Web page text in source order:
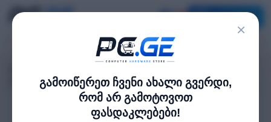
×
გამოიწერეთ ჩვენი ახალი გვერდი,
რომ არ გამოტოვოთ
ფასდაკლებები!
კედლის სამაგრი ბულეტ კამერისთვის, Uniview